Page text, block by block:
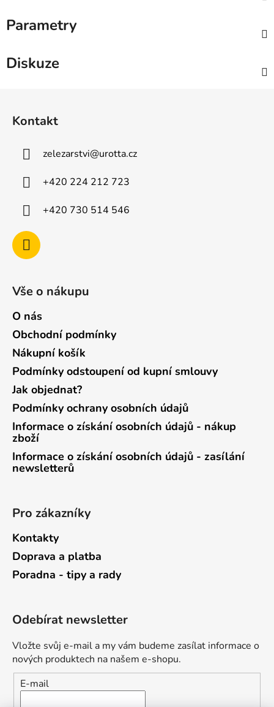
Parametry
Diskuze
Kontakt
zelezarstvi@urotta.cz
+420 224 212 723
+420 730 514 546
Vše o nákupu
O nás
Obchodní podmínky
Nákupní košík
Podmínky odstoupení od kupní smlouvy
Jak objednat?
Podmínky ochrany osobních údajů
Informace o získání osobních údajů - nákup
zboží
Informace o získání osobních údajů - zasílání
newsletterů
Pro zákazníky
Kontakty
Doprava a platba
Poradna - tipy a rady
Odebírat newsletter
Vložte svůj e-mail a my vám budeme zasílat informace o
nových produktech na našem e-shopu.
E-mail